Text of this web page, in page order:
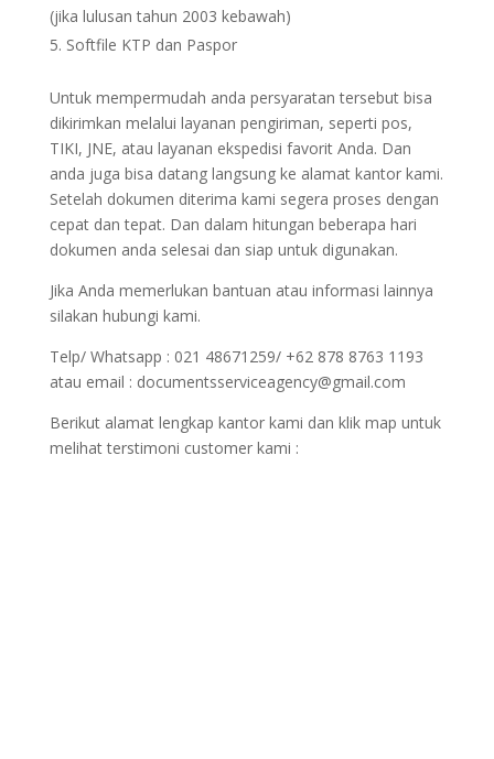
(jika lulusan tahun 2003 kebawah)
Softfile KTP dan Paspor
Untuk mempermudah anda persyaratan tersebut bisa
dikirimkan melalui layanan pengiriman, seperti pos,
TIKI, JNE, atau layanan ekspedisi favorit Anda. Dan
anda juga bisa datang langsung ke alamat kantor kami.
Setelah dokumen diterima kami segera proses dengan
cepat dan tepat. Dan dalam hitungan beberapa hari
dokumen anda selesai dan siap untuk digunakan.
Jika Anda memerlukan bantuan atau informasi lainnya
silakan hubungi kami.
Telp/ Whatsapp : 021 48671259/ +62 878 8763 1193
atau email : documentsserviceagency@gmail.com
Berikut alamat lengkap kantor kami dan klik map untuk
melihat terstimoni customer kami :